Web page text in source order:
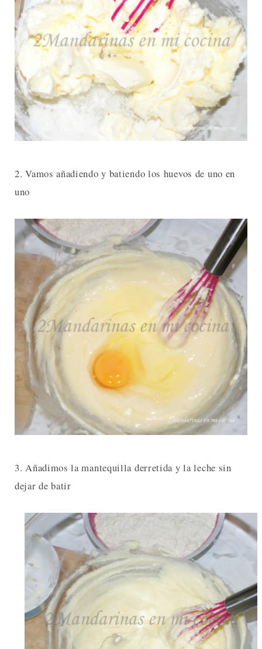
2. Vamos añadiendo y batiendo los huevos de uno en
uno
3. Añadimos la mantequilla derretida y la leche sin
dejar de batir